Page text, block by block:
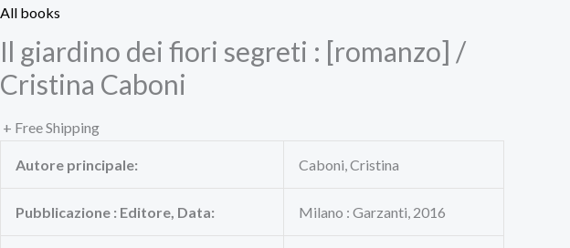
All books
Il giardino dei fiori segreti : [romanzo] /
Cristina Caboni
+ Free Shipping
Autore principale: Caboni, Cristina
Pubblicazione : Editore, Data: Milano : Garzanti, 2016